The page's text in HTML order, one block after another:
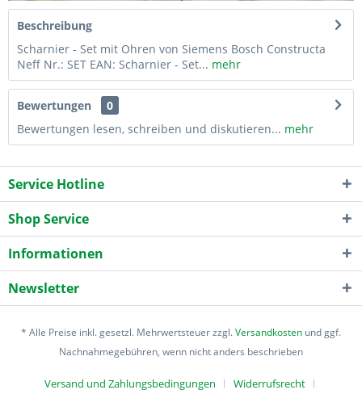
Beschreibung
Scharnier - Set mit Ohren von Siemens Bosch Constructa
Neff Nr.: SET EAN: Scharnier - Set... mehr
Bewertungen
0
Bewertungen lesen, schreiben und diskutieren... mehr
Service Hotline
Shop Service
Informationen
Newsletter
* Alle Preise inkl. gesetzl. Mehrwertsteuer zzgl.Versandkosten und ggf.
Nachnahmegebühren, wenn nicht anders beschrieben
Versand und Zahlungsbedingungen Widerrufsrecht